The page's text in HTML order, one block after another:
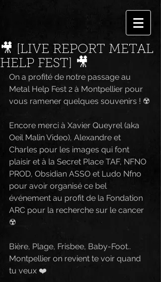
🎥 [LIVE REPORT METAL
HELP FEST] 🎥
On a profité de notre passage au
Metal Help Fest 2 à Montpellier pour
vous ramener quelques souvenirs ! ☢️
Encore merci à Xavier Queyrel (aka
Oeil Malin Video), Alexandre et
Charles pour les images qui font
plaisir et à la Secret Place TAF, NFNO
PROD, Obsidian ASSO et Ludo Nfno
pour avoir organisé ce bel
événement au profit de la Fondation
ARC pour la recherche sur le cancer
☢️
Bière, Plage, Frisbee, Baby-Foot..
Montpellier on revient te voir quand
tu veux ❤️